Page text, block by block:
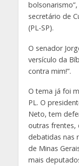
secretário de
(PL-SP).
O senador
versículo da
contra mim!”.
O tema já foi
PL. O
Neto, tem
outras frentes,
debatidas nas
de Minas
mais